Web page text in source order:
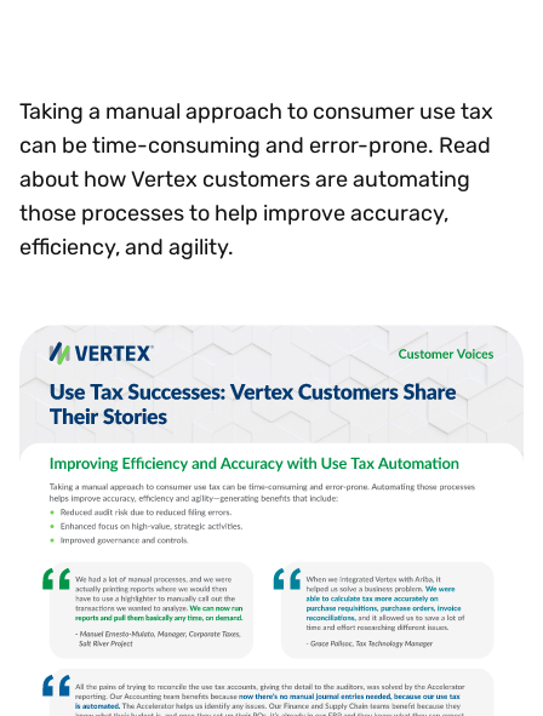
Taking a manual approach to consumer use tax
can be time-consuming and error-prone. Read
about how Vertex customers are automating
those processes to help improve accuracy,
efficiency, and agility.